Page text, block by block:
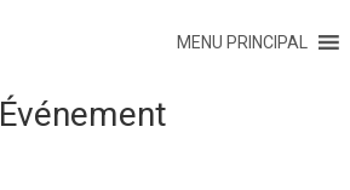
MENU PRINCIPAL
Événement